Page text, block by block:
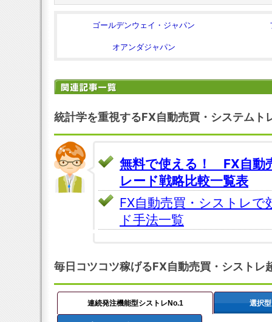
ゴールデンウェイ・ジャパン
オアンダジャパン
統計学を重視するFX自動売買・システムト
無料で使える！ FX自動
レード戦略比較一覧表
FX自動売買・シストレで
ド手法一覧
毎日コツコツ稼げるFX自動売買・シストレ
連続発注機能型シストレNo.1 選択